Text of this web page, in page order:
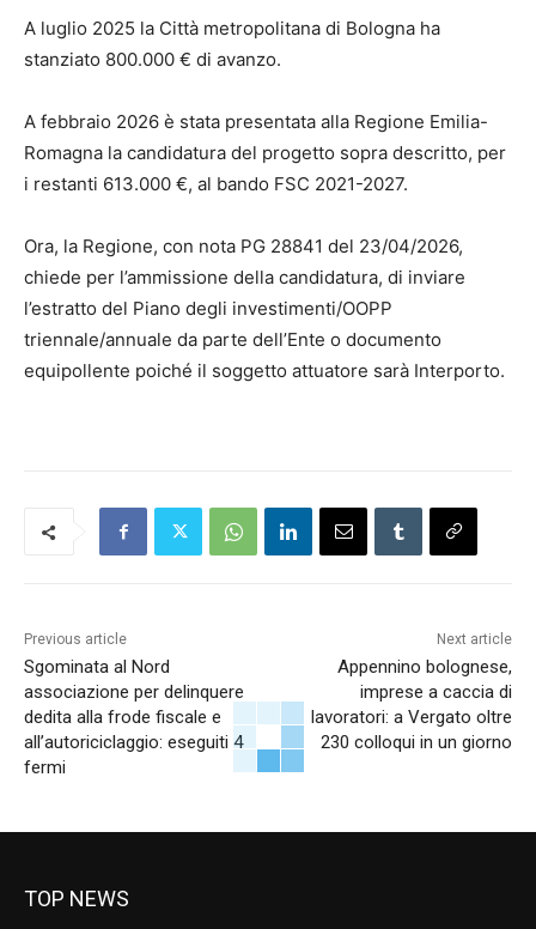
A luglio 2025 la Città metropolitana di Bologna ha
stanziato 800.000 € di avanzo.
A febbraio 2026 è stata presentata alla Regione Emilia-
Romagna la candidatura del progetto sopra descritto, per
i restanti 613.000 €, al bando FSC 2021-2027.
Ora, la Regione, con nota PG 28841 del 23/04/2026,
chiede per l’ammissione della candidatura, di inviare
l’estratto del Piano degli investimenti/OOPP
triennale/annuale da parte dell’Ente o documento
equipollente poiché il soggetto attuatore sarà Interporto.
Previous article
Sgominata al Nord
associazione per delinquere
dedita alla frode fiscale e
all’autoriciclaggio: eseguiti 4
fermi
Next article
Appennino bolognese,
imprese a caccia di
lavoratori: a Vergato oltre
230 colloqui in un giorno
TOP NEWS